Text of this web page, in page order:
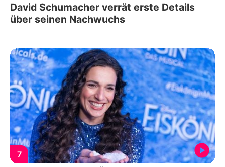
David Schumacher verrät erste Details
über seinen Nachwuchs
7